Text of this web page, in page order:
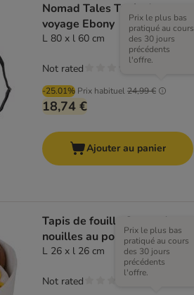
Nomad Tales Tapis de
voyage Ebony
L 80 x l 60 cm
-25.01% Prix habituel24,99 €
Prix le plus bas
pratiqué au cours
des 30 jours
précédents
l'offre.
18,74 €
Not rated
Ajouter au panier
Tapis de fouille Soupe de
nouilles au poulet de TIAKI
L 26 x l 26 cm
Prix le plus bas
pratiqué au cours
des 30 jours
précédents
l'offre.
Not rated